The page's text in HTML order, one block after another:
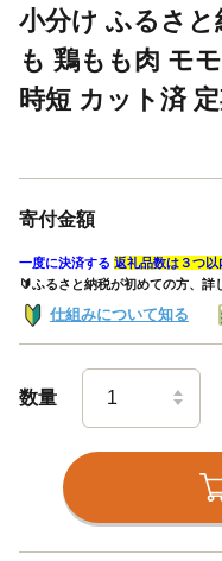
小分け ふるさと
も 鶏もも肉 モ
時短 カット済
寄付金額
一度に決済する 返礼品数は３つ以
🔰ふるさと納税が初めての方、詳
仕組みについて知る
数量